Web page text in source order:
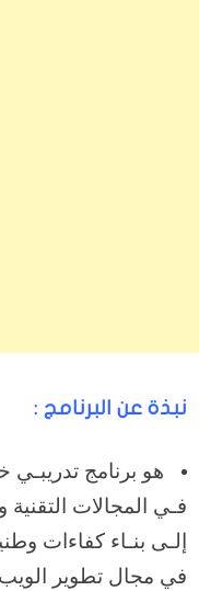
نبذة عن البرنامج :
هو برنامج تدريبـي
فـي المجالات التقنية
إلـى بنـاء كفاءات
في مجال تطوير الويب